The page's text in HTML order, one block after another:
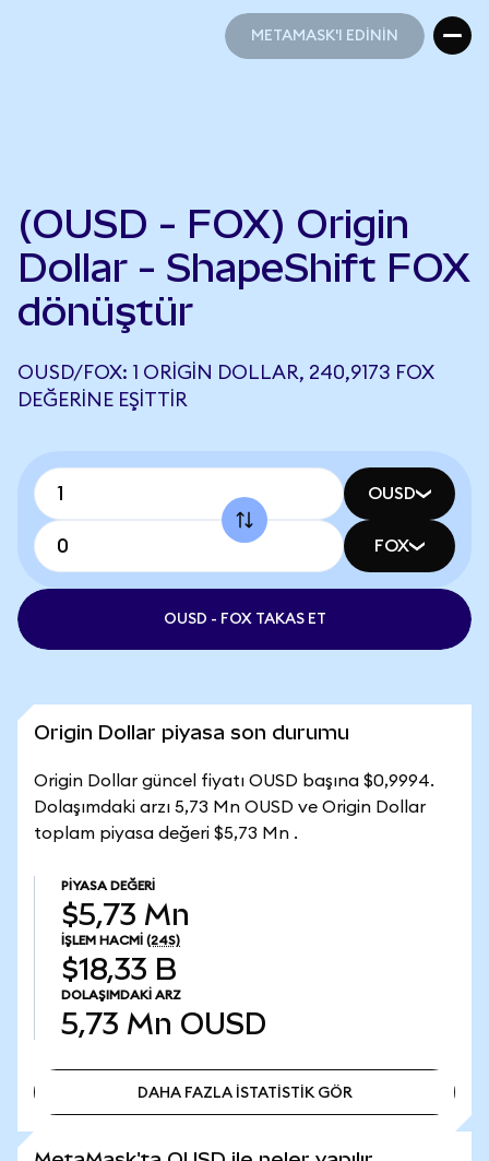
METAMASK'I EDİNİN
(OUSD - FOX) Origin
Dollar - ShapeShift FOX
dönüştür
OUSD/FOX: 1 ORIGIN DOLLAR, 240,9173 FOX
DEĞERINE EŞITTIR
OUSD
FOX
OUSD - FOX TAKAS ET
Origin Dollar piyasa son durumu
Origin Dollar güncel fiyatı OUSD başına $0,9994.
Dolaşımdaki arzı 5,73 Mn OUSD ve Origin Dollar
toplam piyasa değeri $5,73 Mn .
PIYASA DEĞERI
$5,73 Mn
İŞLEM HACMI (24S)
$18,33 B
DOLAŞIMDAKI ARZ
5,73 Mn OUSD
DAHA FAZLA İSTATİSTİK GÖR